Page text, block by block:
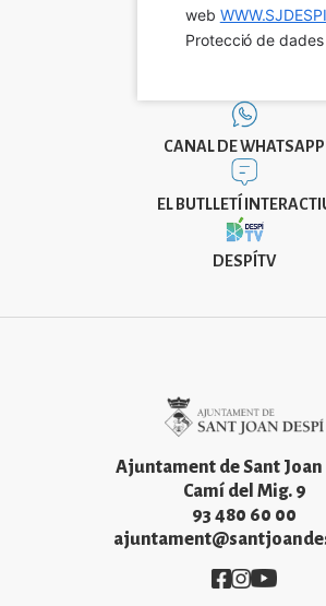
web
Protecció de dades
CANAL DE WHATSAPP
EL BUTLLETÍ
DESPÍTV
Ajuntament de Sant Joan
Camí del Mig. 9
93 480 60 00
Imatge
Imatge
Imatge